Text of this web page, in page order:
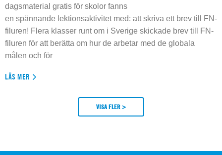
dagsmaterial gratis för skolor fanns
en spännande lektionsaktivitet med: att skriva ett brev till FN-
filuren! Flera klasser runt om i Sverige skickade brev till FN-
filuren för att berätta om hur de arbetar med de globala
målen och för
LÄS MER
VISA FLER >